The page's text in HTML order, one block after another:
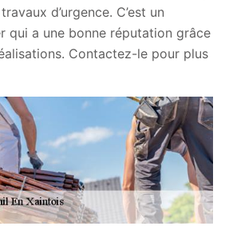
d’urgence. C’est un
qui a une bonne réputation grâce
Contactez-le pour plus